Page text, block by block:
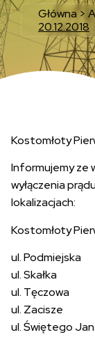
Główna>
20.12.2018
Kostomłoty
Informujemy ze
wyłączenia
lokalizacjach:
Kostomłoty
ul. Podmiejska
ul. Skałka
ul. Tęczowa
ul. Zacisze
ul. Świętego